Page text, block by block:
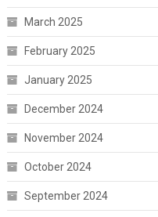
March 2025
February 2025
January 2025
December 2024
November 2024
October 2024
September 2024